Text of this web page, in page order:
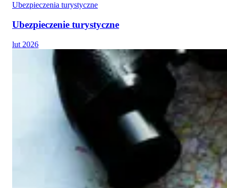
Ubezpieczenia turystyczne
Ubezpieczenie turystyczne
lut 2026